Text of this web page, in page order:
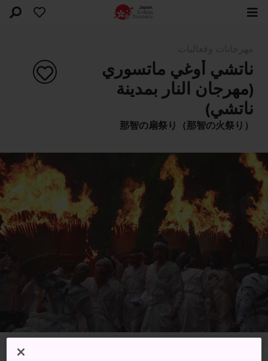
ناتشي أوغي ماتسوري
(مهرجان النار بمدينة
ناتشي)
那智の扇祭り（那智の火祭り）